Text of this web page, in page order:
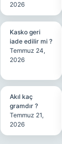
2026
Kasko geri
iade edilir mi ?
Temmuz 24,
2026
Akıl kaç
gramdır ?
Temmuz 21,
2026